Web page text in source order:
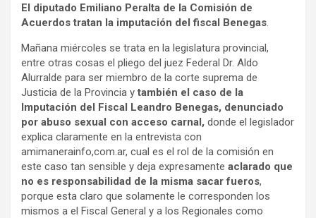
El diputado Emiliano Peralta de la Comisión de
Acuerdos tratan la imputación del fiscal Benegas
Mañana miércoles se trata en la legislatura provincial,
entre otras cosas el pliego del juez Federal Dr. Aldo
Alurralde para ser miembro de la corte suprema de
Justicia de la Provincia ytambién el caso de la
Imputación del Fiscal Leandro Benegas, denunciado
por abuso sexual con acceso carnal, donde el legislador
explica claramente en la entrevista con
amimanerainfo,com.ar, cual es el rol de la comisión en
este caso tan sensible y deja expresamente aclarado que
no es responsabilidad de la misma sacar fueros,
porque esta claro que solamente le corresponden los
mismos a el Fiscal General y a los Regionales como